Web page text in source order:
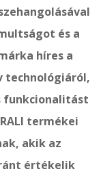
és a
híres a
technológiáról,
funkcionalitást
termékei
akik az
értékelik